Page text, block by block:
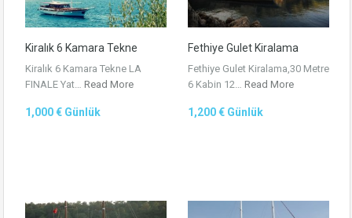
Kiralık 6 Kamara Tekne
Kiralık 6 Kamara Tekne LA
FINALE Yat… Read More
1,000 € Günlük
Fethiye Gulet Kiralama
Fethiye Gulet Kiralama,30 Metre
6 Kabin 12… Read More
1,200 € Günlük